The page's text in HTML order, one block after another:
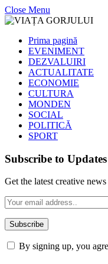
Close Menu
Prima pagină
EVENIMENT
DEZVALUIRI
ACTUALITATE
ECONOMIE
CULTURA
MONDEN
SOCIAL
POLITICĂ
SPORT
Subscribe to Updates
Get the latest creative
By signing up, you